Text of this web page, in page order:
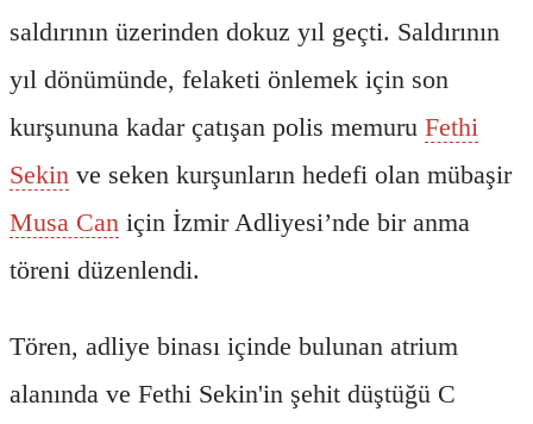
saldırının üzerinden dokuz yıl geçti. Saldırının
yıl dönümünde, felaketi önlemek için son
kurşununa kadar çatışan polis memuru Fethi
Sekin ve seken kurşunların hedefi olan mübaşir
Musa Can için İzmir Adliyesi’nde bir anma
töreni düzenlendi.
Tören, adliye binası içinde bulunan atrium
alanında ve Fethi Sekin'in şehit düştüğü C